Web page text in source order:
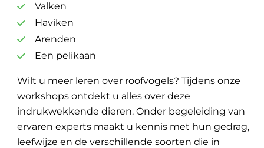
Valken
Haviken
Arenden
Een pelikaan
Wilt u meer leren over roofvogels? Tijdens onze
workshops ontdekt u alles over deze
indrukwekkende dieren. Onder begeleiding van
ervaren experts maakt u kennis met hun gedrag,
leefwijze en de verschillende soorten die in